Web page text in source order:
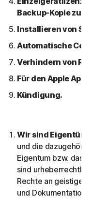
Backup-Kopie zulässig
Installieren von
Automatische Content-
Verhindern von
Für den Apple App
Kündigung.
Wir sind Eigentümer
und die dazugehörige
Eigentum bzw. das
sind urheberrechtlich
Rechte an geistigem
und Dokumentation.